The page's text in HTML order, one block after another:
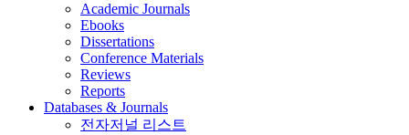
Academic Journals
Ebooks
Dissertations
Conference Materials
Reviews
Reports
Databases & Journals
전자저널 리스트